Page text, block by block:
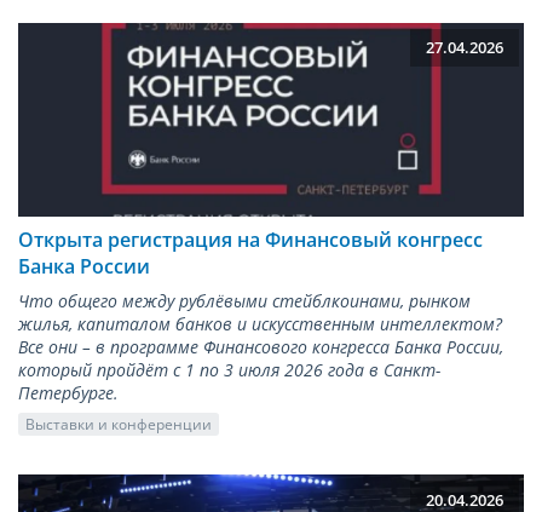
27.04.2026
Открыта регистрация на Финансовый конгресс
Банка России
Что общего между рублёвыми стейблкоинами, рынком
жилья, капиталом банков и искусственным интеллектом?
Все они – в программе Финансового конгресса Банка России,
который пройдёт с 1 по 3 июля 2026 года в Санкт-
Петербурге.
Выставки и конференции
20.04.2026